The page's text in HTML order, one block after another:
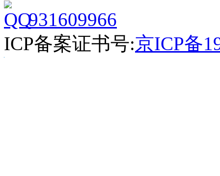
931609966
ICP备案证书号:京ICP备